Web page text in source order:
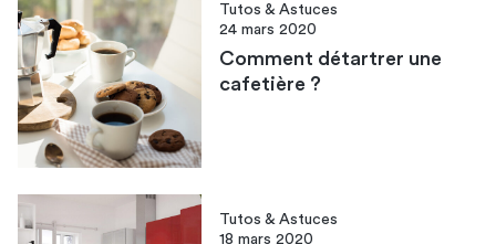
Tutos & Astuces
24 mars 2020
Comment détartrer une
cafetière ?
Tutos & Astuces
18 mars 2020